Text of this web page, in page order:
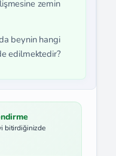
zemin
beynin hangi
edilmektedir?
bitirdiğinizde